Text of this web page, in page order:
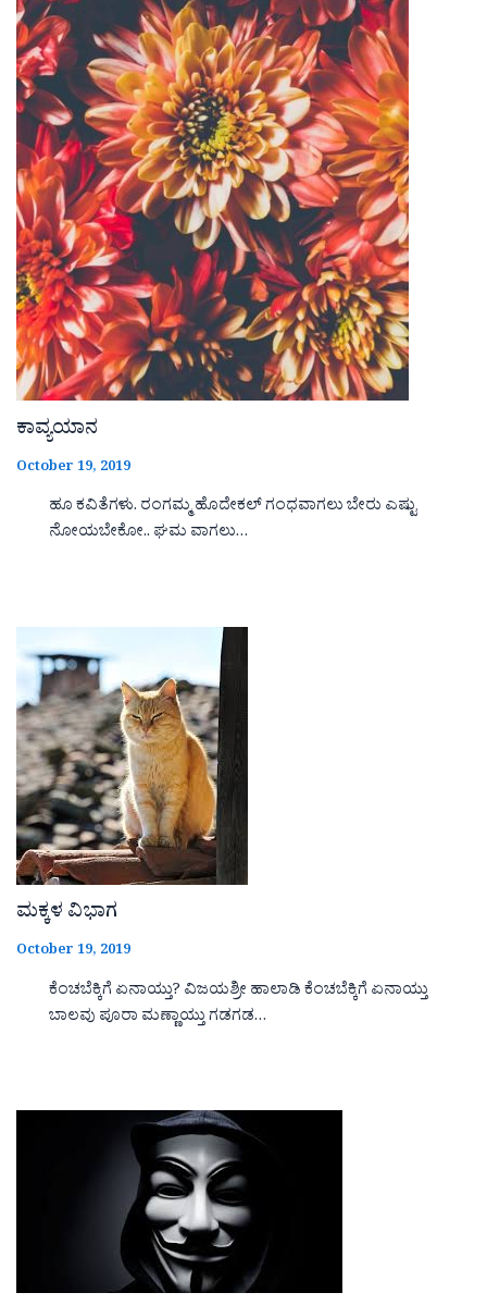
ಕಾವ್ಯಯಾನ
October 19, 2019
ಹೂ ಕವಿತೆಗಳು. ರಂಗಮ್ಮ ಹೊದೇಕಲ್ ಗಂಧವಾಗಲು ಬೇರು ಎಷ್ಟು
ನೋಯಬೇಕೋ.. ಘಮ ವಾಗಲು…
ಮಕ್ಕಳ ವಿಭಾಗ
October 19, 2019
ಕೆಂಚಬೆಕ್ಕಿಗೆ ಏನಾಯ್ತು? ವಿಜಯಶ್ರೀ ಹಾಲಾಡಿ ಕೆಂಚಬೆಕ್ಕಿಗೆ ಏನಾಯ್ತು
ಬಾಲವು ಪೂರಾ ಮಣ್ಣಾಯ್ತು ಗಡಗಡ…